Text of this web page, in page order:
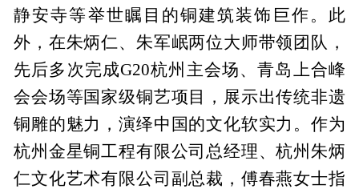
静安寺等举世瞩目的铜建筑装饰巨作。此
外，在朱炳仁、朱军岷两位大师带领团队，
先后多次完成G20杭州主会场、青岛上合峰
会会场等国家级铜艺项目，展示出传统非遗
铜雕的魅力，演绎中国的文化软实力。作为
杭州金星铜工程有限公司总经理、杭州朱炳
仁文化艺术有限公司副总裁，傅春燕女士指